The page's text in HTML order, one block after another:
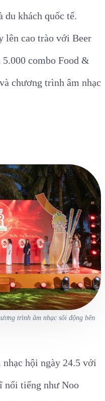
khách quốc tế.
lên cao trào với Beer
combo Food &
chương trình âm nhạc
trình âm nhạc sôi động bên
hội ngày 24.5 với
nổi tiếng như Noo